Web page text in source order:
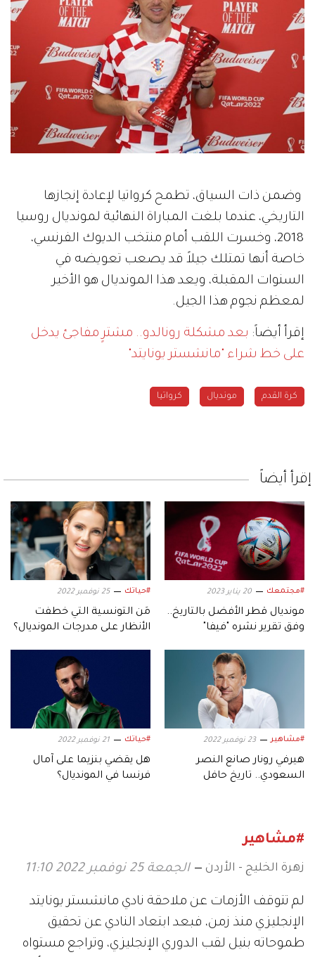
وضمن ذات السياق، تطمح كرواتيا لإعادة إنجازها
التاريخي، عندما بلغت المباراة النهائية لمونديال روسيا
2018، وخسرت اللقب أمام منتخب الديوك الفرنسي،
خاصة أنها تمتلك جيلاً قد يصعب تعويضه في
السنوات المقبلة، ويعد هذا المونديال هو الأخير
لمعظم نجوم هذا الجيل.
إقرأ أيضاً: بعد مشكلة رونالدو.. مشترٍ مفاجئ يدخل
على خط شراء "مانشستر يونايتد"
كرة القدم مونديال كرواتيا
إقرأ أيضاً
#مجتمعك 20 يناير 2023
مونديال قطر الأفضل بالتاريخ..
وفق تقرير نشره "فيفا"
#حياتك 25 نوفمبر 2022
مَن التونسية التي خطفت
الأنظار على مدرجات المونديال؟
#مشاهير 23 نوفمبر 2022
هيرفي رونار صانع النصر
السعودي.. تاريخ حافل
#حياتك 21 نوفمبر 2022
هل يقضي بنزيما على آمال
فرنسا في المونديال؟
#مشاهير
زهرة الخليج - الأردن الجمعة 25 نوفمبر 2022 11:10
لم تتوقف الأزمات عن ملاحقة نادي مانشستر يونايتد
الإنجليزي منذ زمن، فبعد ابتعاد النادي عن تحقيق
طموحاته بنيل لقب الدوري الإنجليزي، وتراجع مستواه